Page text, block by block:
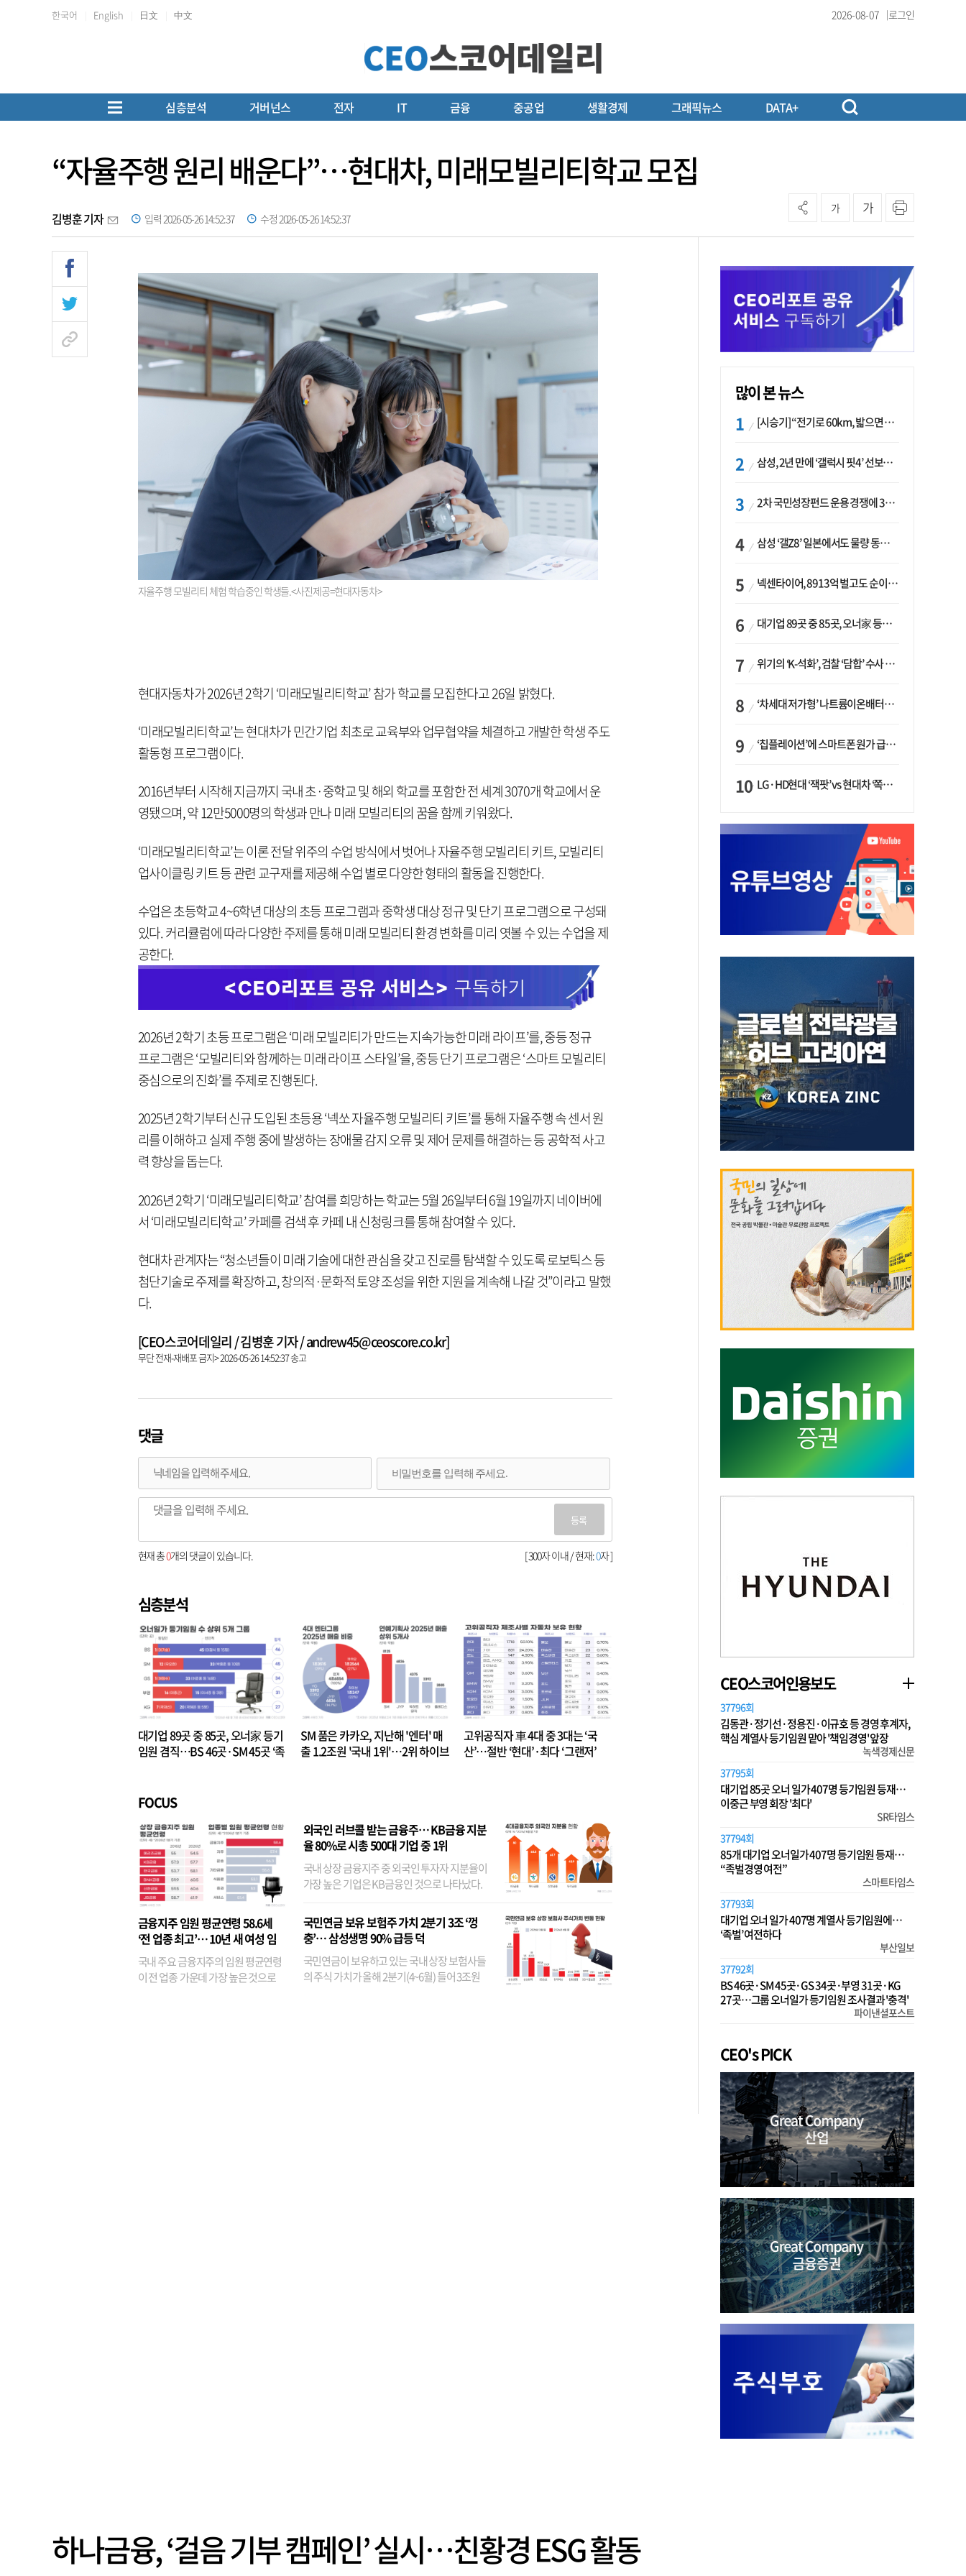
한국어 English 日文 中文 2026-08-07 로그인
심층분석 거버넌스 전자 IT 금융 중공업 생활경제 그래픽뉴스 DATA+
“자율주행 원리 배운다”…현대차, 미래모빌리티학교 모집
김병훈 기자 입력 2026-05-26 14:52:37 수정 2026-05-26 14:52:37
가 가
자율주행 모빌리티 체험 학습중인 학생들.<사진제공=현대자동차>
현대자동차가 2026년 2학기 ‘미래모빌리티학교’ 참가 학교를 모집한다고 26일 밝혔다.
‘미래모빌리티학교’는 현대차가 민간기업 최초로 교육부와 업무협약을 체결하고 개발한 학생 주도
활동형 프로그램이다.
2016년부터 시작해 지금까지 국내 초·중학교 및 해외 학교를 포함한 전 세계 3070개 학교에서 운
영됐으며, 약 12만5000명의 학생과 만나 미래 모빌리티의 꿈을 함께 키워왔다.
‘미래모빌리티학교’는 이론 전달 위주의 수업 방식에서 벗어나 자율주행 모빌리티 키트, 모빌리티
업사이클링 키트 등 관련 교구재를 제공해 수업 별로 다양한 형태의 활동을 진행한다.
수업은 초등학교 4~6학년 대상의 초등 프로그램과 중학생 대상 정규 및 단기 프로그램으로 구성돼
있다. 커리큘럼에 따라 다양한 주제를 통해 미래 모빌리티 환경 변화를 미리 엿볼 수 있는 수업을 제
공한다.
2026년 2학기 초등 프로그램은 ‘미래 모빌리티가 만드는 지속가능한 미래 라이프’를, 중등 정규
프로그램은 ‘모빌리티와 함께하는 미래 라이프 스타일’을, 중등 단기 프로그램은 ‘스마트 모빌리티
중심으로의 진화’를 주제로 진행된다.
2025년 2학기부터 신규 도입된 초등용 ‘넥쏘 자율주행 모빌리티 키트’를 통해 자율주행 속 센서 원
리를 이해하고 실제 주행 중에 발생하는 장애물 감지 오류 및 제어 문제를 해결하는 등 공학적 사고
력 향상을 돕는다.
2026년 2학기 ‘미래모빌리티학교’ 참여를 희망하는 학교는 5월 26일부터 6월 19일까지 네이버에
서 ‘미래모빌리티학교’ 카페를 검색 후 카페 내 신청링크를 통해 참여할 수 있다.
현대차 관계자는 “청소년들이 미래 기술에 대한 관심을 갖고 진로를 탐색할 수 있도록 로보틱스 등
첨단기술로 주제를 확장하고, 창의적·문화적 토양 조성을 위한 지원을 계속해 나갈 것”이라고 말했
다.
[CEO스코어데일리 / 김병훈 기자 / andrew45@ceoscore.co.kr]
무단 전재-재배포 금지> 2026-05-26 14:52:37 송고
댓글
등록
[ 300자 이내 / 현재:0자 ]
현재 총0개의 댓글이 있습니다.
심층분석
대기업 89곳 중 85곳, 오너家 등기
임원 겸직…BS 46곳·SM 45곳 ‘족
SM 품은 카카오, 지난해 '엔터' 매
출 1.2조원 '국내 1위'…2위 하이브
고위공직자 車 4대 중 3대는 ‘국
산’…절반 ‘현대’·최다 ‘그랜저’
FOCUS
금융지주 임원 평균연령 58.6세
‘전 업종 최고’… 10년 새 여성 임
원은 14배 껑충
국내 주요 금융지주의 임원 평균연령
이 전 업종 가운데 가장 높은 것으로
외국인 러브콜 받는 금융주… KB금융 지분
율 80%로 시총 500대 기업 중 1위
국내 상장 금융지주 중 외국인 투자자 지분율이
가장 높은 기업은 KB금융인 것으로 나타났다.
융이었다. 특히 KB금융은 지난달 말 기준 해외
기관투자자 지분율이...
국민연금 보유 보험주 가치 2분기 3조 ‘껑
충’… 삼성생명 90% 급등 덕
국민연금이 보유하고 있는 국내 상장 보험사들
의 주식 가치가 올해 2분기(4~6월) 들어 3조원
많이 본 뉴스
[시승기] “전기로 60km, 밟으면 462마력”…볼보 XC60 T8의 두 얼굴
삼성, 2년 만에 ‘갤럭시 핏4’ 선보이나…웨어러블 생태계 확장 ‘시동’
2차 국민성장펀드 운용 경쟁에 33개사 몰렸다…신한·하나 등 새 얼굴 대거 합류
삼성 ‘갤Z8’ 일본에서도 물량 동났다…애플 참전 앞두고 선두 수성 ‘시험대’
넥센타이어, 8913억 벌고도 순이익 2억…유럽 세부담에 이익 증발
대기업 89곳 중 85곳, 오너家 등기임원 겸직…BS 46곳·SM 45곳 ‘족벌경영’ 고착화
위기의 ‘K-석화’, 검찰 ‘담합’ 수사 착수…“LG·한화·롯데 등 7개 업체, 8개 제품 가격 담합”
‘차세대 저가형’ 나트륨이온배터리 시대 오나…LG화학·에코프로, 상용화 속도낸다
‘칩플레이션’에 스마트폰 원가 급등…삼성전자, ‘엑시노스’ 채택 확대하나
LG·HD현대 ‘잭팟’ vs 현대차 ‘쪽박’…글로벌 사모펀드, 韓 대기업 투자 ‘희비’
CEO스코어인용보도
37796회
김동관·정기선·정용진·이규호 등 경영 후계자,
핵심 계열사 등기임원 맡아 '책임경영' 앞장
녹색경제신문
37795회
대기업 85곳 오너 일가 407명 등기임원 등재…
이중근 부영 회장 '최다'
SR타임스
37794회
85개 대기업 오너일가 407명 등기임원 등재…
“족벌경영 여전”
스마트타임스
37793회
대기업 오너 일가 407명 계열사 등기임원에…
‘족벌’ 여전하다
부산일보
37792회
BS 46곳·SM 45곳·GS 34곳·부영 31곳·KG
27곳…그룹 오너일가 등기임원 조사결과 '충격'
파이낸셜포스트
CEO's PICK
하나금융, ‘걸음 기부 캠페인’ 실시…친황경 ESG 활동